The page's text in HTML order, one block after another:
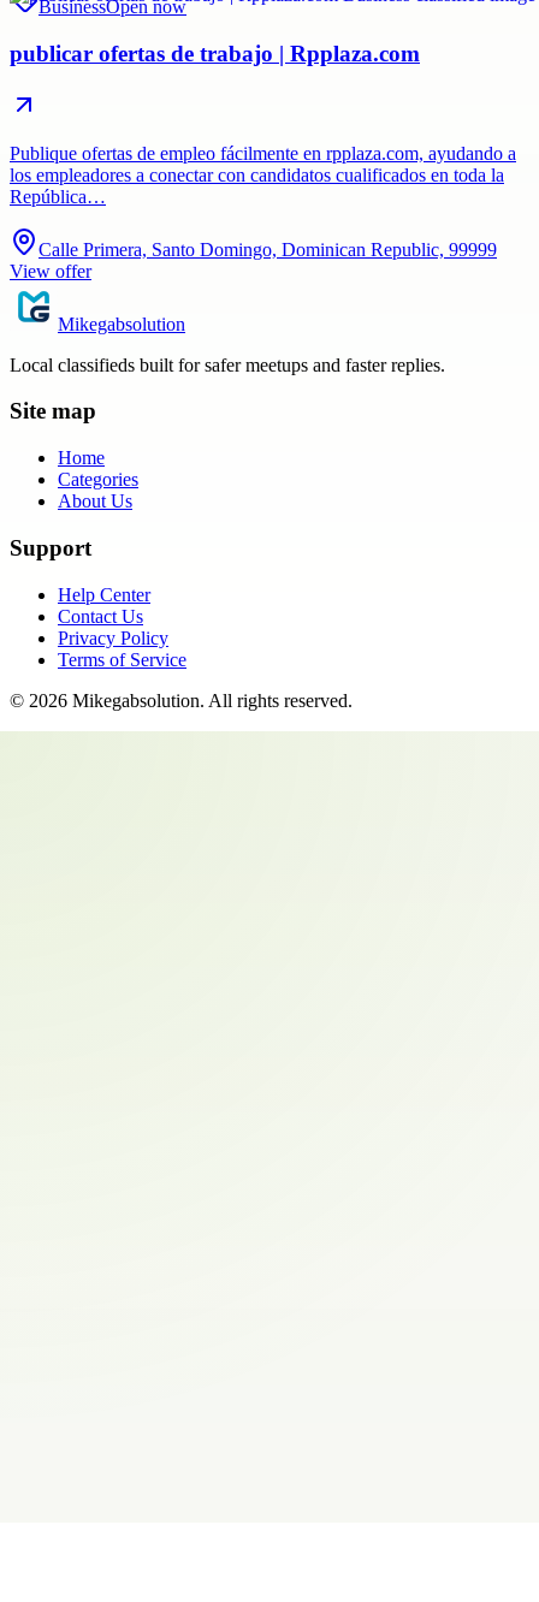
BusinessOpen now
publicar ofertas de trabajo | Rpplaza.com
Publique ofertas de empleo fácilmente en rpplaza.com, ayudando a
los empleadores a conectar con candidatos cualificados en toda la
República…
Calle Primera, Santo Domingo, Dominican Republic, 99999
View offer
Mikegabsolution
Local classifieds built for safer meetups and faster replies.
Site map
Home
Categories
About Us
Support
Help Center
Contact Us
Privacy Policy
Terms of Service
© 2026 Mikegabsolution. All rights reserved.